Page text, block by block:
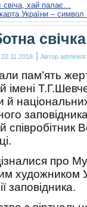
свіча, хай палає…
України –
22.11.2018 | Автор
пам’ять
імені
й
співробітник
про
художником
заповідника.